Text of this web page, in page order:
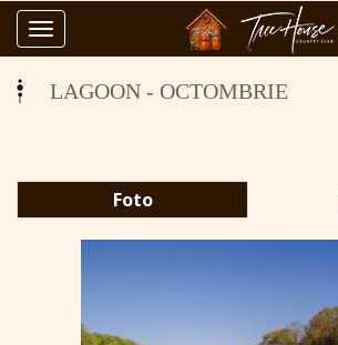
Toggle
navigation
LAGOON - OCTOMBRIE
Foto